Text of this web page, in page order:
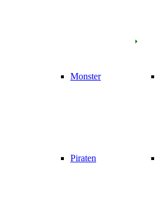
Monster
Piraten